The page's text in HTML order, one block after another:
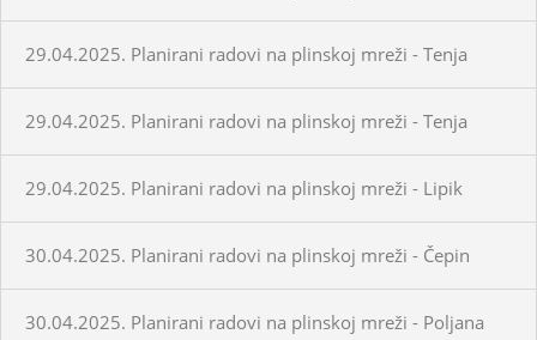
29.04.2025. Planirani radovi na plinskoj mreži - Tenja
29.04.2025. Planirani radovi na plinskoj mreži - Tenja
29.04.2025. Planirani radovi na plinskoj mreži - Lipik
30.04.2025. Planirani radovi na plinskoj mreži - Čepin
30.04.2025. Planirani radovi na plinskoj mreži - Poljana